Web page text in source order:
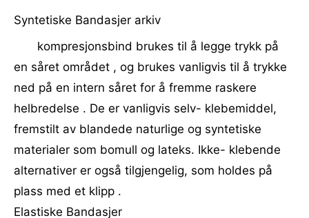
Syntetiske Bandasjer arkiv
kompresjonsbind brukes til å legge trykk på
en såret området , og brukes vanligvis til å trykke
ned på en intern såret for å fremme raskere
helbredelse . De er vanligvis selv- klebemiddel,
fremstilt av blandede naturlige og syntetiske
materialer som bomull og lateks. Ikke- klebende
alternativer er også tilgjengelig, som holdes på
plass med et klipp .
Elastiske Bandasjer